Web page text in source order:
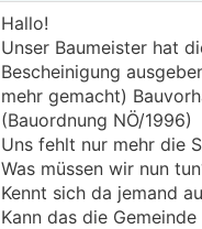
Hallo!
Unser Baumeister hat
Bescheinigung
mehr gemacht)
(Bauordnung NÖ/1996)
Uns fehlt nur mehr die
Was müssen wir nun
Kennt sich da jemand
Kann das die